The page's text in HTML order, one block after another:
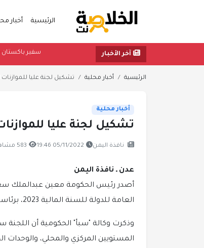
الرئيسية أخبار
آخر الأخبار سفير
الرئيسية أخبار محلية تشكيل لجنة عليا للموازنات
أخبار محلية
تشكيل لجنة عليا
نافذة اليمن 05/11/2022 19:46 583 مشاهدة
عدن ـ نافذة اليمن
أصدر رئيس الحكومة معين عبدالملك
العامة للدولة للسنة المالية 2023، برئاسته وعضوية 25 مسؤولا حكوميا.
وذكرت وكالة "سبأ" الحكومية أن اللجنة
المستويين المركزي والمحلي،